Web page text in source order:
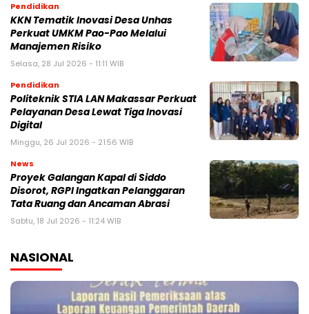
Pendidikan
KKN Tematik Inovasi Desa Unhas
Perkuat UMKM Pao-Pao Melalui
Manajemen Risiko
Selasa, 28 Jul 2026 - 11:11 WIB
Pendidikan
Politeknik STIA LAN Makassar Perkuat
Pelayanan Desa Lewat Tiga Inovasi
Digital
Minggu, 26 Jul 2026 - 21:56 WIB
News
Proyek Galangan Kapal di Siddo
Disorot, RGPI Ingatkan Pelanggaran
Tata Ruang dan Ancaman Abrasi
Sabtu, 18 Jul 2026 - 11:24 WIB
NASIONAL